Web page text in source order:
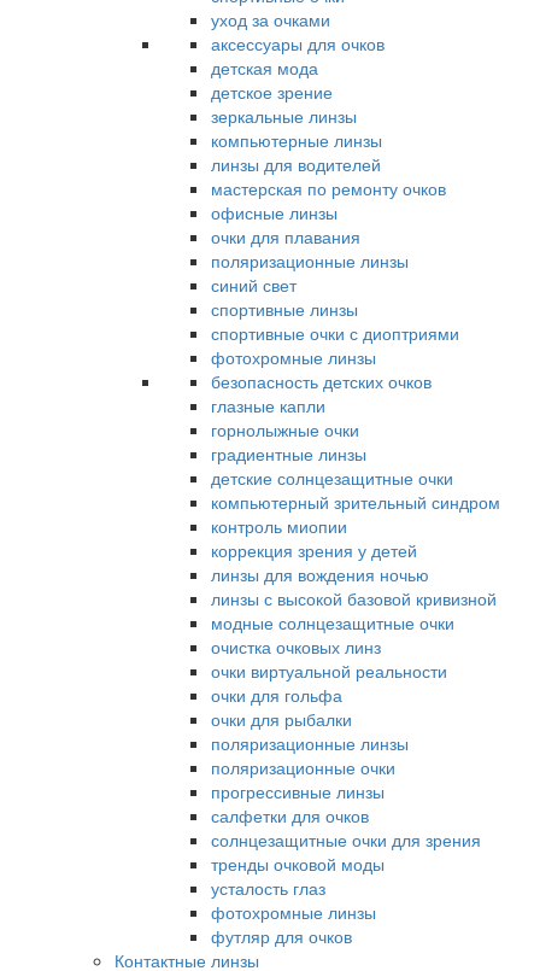
уход за очками
аксессуары для очков
детская мода
детское зрение
зеркальные линзы
компьютерные линзы
линзы для водителей
мастерская по ремонту очков
офисные линзы
очки для плавания
поляризационные линзы
синий свет
спортивные линзы
спортивные очки с диоптриями
фотохромные линзы
безопасность детских очков
глазные капли
горнолыжные очки
градиентные линзы
детские солнцезащитные очки
компьютерный зрительный синдром
контроль миопии
коррекция зрения у детей
линзы для вождения ночью
линзы с высокой базовой кривизной
модные солнцезащитные очки
очистка очковых линз
очки виртуальной реальности
очки для гольфа
очки для рыбалки
поляризационные линзы
поляризационные очки
прогрессивные линзы
салфетки для очков
солнцезащитные очки для зрения
тренды очковой моды
усталость глаз
фотохромные линзы
футляр для очков
Контактные линзы